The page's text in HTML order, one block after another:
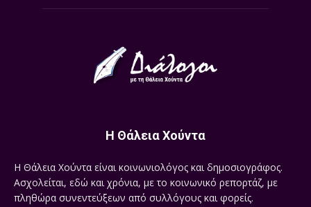
Η Θάλεια Χούντα
Η Θάλεια Χούντα είναι κοινωνιολόγος και δημοσιογράφος.
Ασχολείται, εδώ και χρόνια, με το κοινωνικό ρεπορτάζ, με
πληθώρα συνεντεύξεων από συλλόγους και φορείς.